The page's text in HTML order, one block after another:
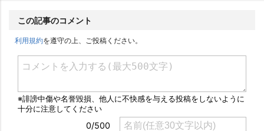
この記事のコメント
利用規約を遵守の上、ご投稿ください。